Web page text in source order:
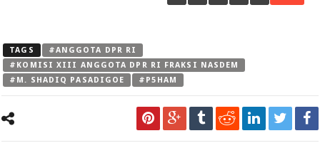
TAGS
#ANGGOTA DPR RI
#KOMISI XIII ANGGOTA DPR RI FRAKSI NASDEM
#M. SHADIQ PASADIGOE
#P5HAM